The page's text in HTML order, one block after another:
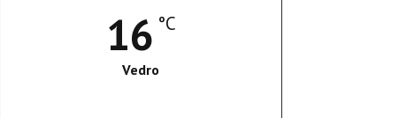
16 °C
Vedro